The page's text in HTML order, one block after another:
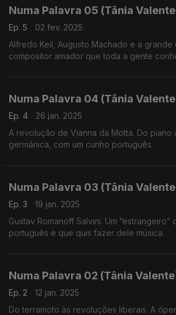
Numa Palavra 05 (Tânia
Ep. 5
02 fev. 2025
Alfredo Keil, Augusto Machado e a grande
compositor amador que toda a gente
Numa Palavra 04 (Tânia
Ep. 4
26 jan. 2025
A revolução de Vianna da Motta. Do piano
germânica, com um cunho português.
Numa Palavra 03 (Tânia
Ep. 3
19 jan. 2025
Gustav Romanoff Salvini. Um “estrangeiro”
português e que quis fazer dele música.
Numa Palavra 02 (Tânia
Ep. 2
12 jan. 2025
Do terramoto às revoluções liberais. A